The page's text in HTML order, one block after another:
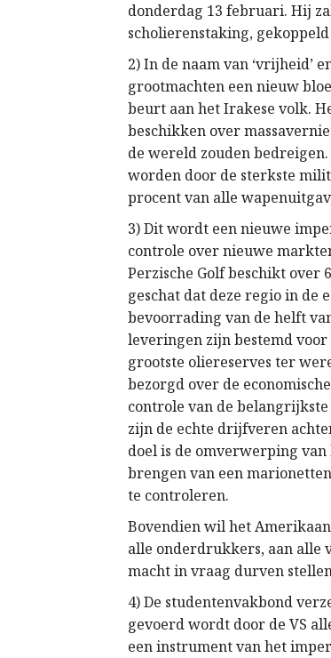
donderdag 13 februari. Hij
scholierenstaking,
2) In de naam van ‘vrijheid’
grootmachten een nieuw
beurt aan het Irakese volk.
beschikken over
de wereld zouden
worden door de sterkste
procent van alle
3) Dit wordt een nieuwe
controle over nieuwe
Perzische Golf beschikt
geschat dat deze regio in de
bevoorrading van de helft
leveringen zijn bestemd
grootste oliereserves ter
bezorgd over de
controle van de
zijn de echte drijfveren
doel is de omverwerping van
brengen van een
te controleren.
Bovendien wil het
alle onderdrukkers, aan alle
macht in vraag durven
4) De studentenvakbond
gevoerd wordt door de VS
een instrument van het